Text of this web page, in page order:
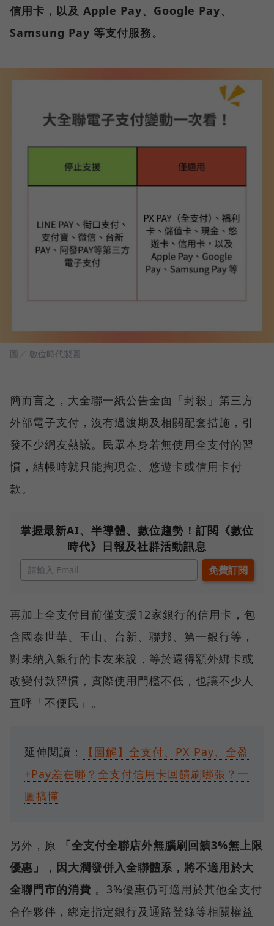
信用卡，以及 Apple Pay、Google Pay、
Samsung Pay 等支付服務。
圖／ 數位時代製圖
簡而言之，大全聯一紙公告全面「封殺」第三方
外部電子支付，沒有過渡期及相關配套措施，引
發不少網友熱議。民眾本身若無使用全支付的習
慣，結帳時就只能掏現金、悠遊卡或信用卡付
款。
掌握最新AI、半導體、數位趨勢！訂閱《數位
時代》日報及社群活動訊息
再加上全支付目前僅支援12家銀行的信用卡，包
含國泰世華、玉山、台新、聯邦、第一銀行等，
對未納入銀行的卡友來說，等於還得額外綁卡或
改變付款習慣，實際使用門檻不低，也讓不少人
直呼「不便民」。
延伸閱讀：
【圖解】全支付、PX Pay、全盈
+Pay差在哪？全支付信用卡回饋刷哪張？一
圖搞懂
另外，原
「全支付全聯店外無腦刷回饋3%無上限
優惠」，因大潤發併入全聯體系，將不適用於大
全聯門市的消費 。3%優惠仍可適用於其他全支付
合作夥伴，綁定指定銀行及通路登錄等相關權益